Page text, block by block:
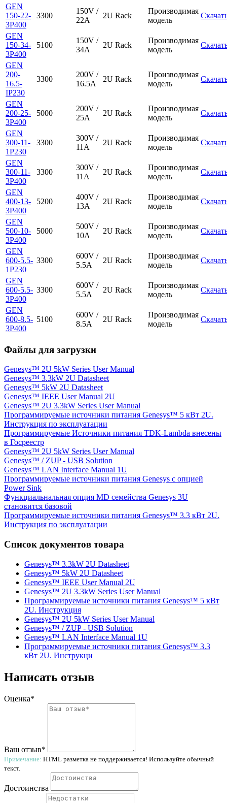
GEN
150-22-
3P400
3300
150V /
22A
2U Rack
Производимая
модель
GEN
150-34-
3P400
5100
150V /
34A
2U Rack
Производимая
модель
GEN
200-
16.5-
IP230
3300
200V /
16.5A
2U Rack
Производимая
модель
GEN
200-25-
3P400
5000
200V /
25A
2U Rack
Производимая
модель
GEN
300-11-
1P230
3300
300V /
11A
2U Rack
Производимая
модель
GEN
300-11-
3P400
3300
300V /
11A
2U Rack
Производимая
модель
GEN
400-13-
3P400
5200
400V /
13A
2U Rack
Производимая
модель
GEN
500-10-
3P400
5000
500V /
10A
2U Rack
Производимая
модель
GEN
600-5.5-
1P230
3300
600V /
5.5A
2U Rack
Производимая
модель
GEN
600-5.5-
3P400
3300
600V /
5.5A
2U Rack
Производимая
модель
GEN
600-8.5-
3P400
5100
600V /
8.5A
2U Rack
Производимая
модель
Файлы для загрузки
Genesys™ 2U 5kW Series User Manual
Genesys™ 3.3kW 2U Datasheet
Genesys™ 5kW 2U Datasheet
Genesys™ IEEE User Manual 2U
Genesys™ 2U 3.3kW Series User Manual
Программируемые источники питания Genesys™ 5 кВт 2U.
Инструкция по эксплуатации
Программируемые Источники питания TDK-Lambda внесены
в Госреестр
Genesys™ 2U 5kW Series User Manual
Genesys™ / ZUP - USB Solution
Genesys™ LAN Interface Manual 1U
Программируемые источники питания Genesys с опцией
Power Sink
Функциальнальная опция MD семейства Genesys 3U
становится базовой
Программируемые источники питания Genesys™ 3.3 кВт 2U.
Инструкция по эксплуатации
Список документов товара
Genesys™ 3.3kW 2U Datasheet
Genesys™ 5kW 2U Datasheet
Genesys™ IEEE User Manual 2U
Genesys™ 2U 3.3kW Series User Manual
Программируемые источники питания Genesys™ 5 кВт
2U. Инструкция
Genesys™ 2U 5kW Series User Manual
Genesys™ / ZUP - USB Solution
Genesys™ LAN Interface Manual 1U
Программируемые источники питания Genesys™ 3.3
кВт 2U. Инструкци
Написать отзыв
Оценка*
Ваш отзыв*
Примечание: HTML разметка не поддерживается! Используйте обычный
текст.
Достоинства